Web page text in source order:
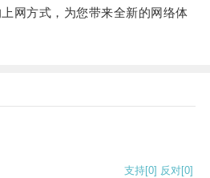
网方式，为您带来全新的网络体
支持[0] 反对[0]